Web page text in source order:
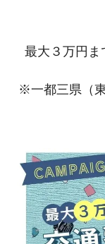
最大３万円ま
※一都三県（